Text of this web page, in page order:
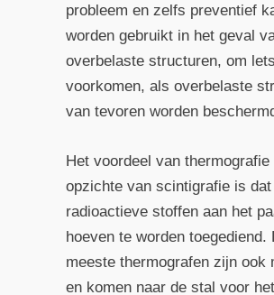
probleem en zelfs preventief
worden gebruikt in het geval
overbelaste structuren, om
voorkomen, als overbelaste
van tevoren worden
Het voordeel van thermografie
opzichte van scintigrafie is dat
radioactieve stoffen aan het
hoeven te worden toegediend.
meeste thermografen zijn ook
en komen naar de stal voor het